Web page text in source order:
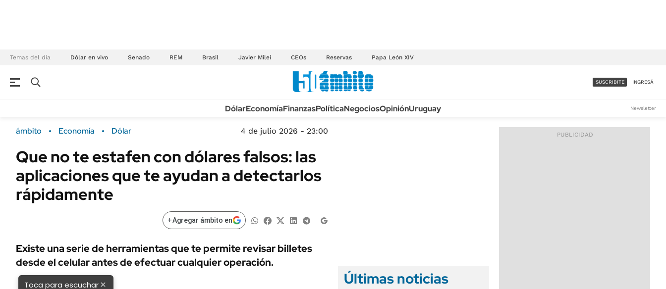
Temas del día Dólar en vivo Senado REM Brasil Javier Milei CEOs Reservas Papa León XIV
Campo
FINANZAS
Dólar
Sustentabilidad
ENERGY REPORT
URUGUAY
TECNOLOGÍA
MÉXICO
MUNDO
INFORMACIÓN GENERAL
AUTOS
ACCESO FULL - $1.800/MES
SUSCRIBITE INGRESÁ
DólarEconomíaFinanzasPolíticaNegociosOpiniónUruguay Newsletter
ámbito Economía Dólar 4 de julio 2026 - 23:00
Que no te estafen con dólares falsos: las
aplicaciones que te ayudan a detectarlos
rápidamente
+Agregar ámbito en
Existe una serie de herramientas que te permite revisar billetes
desde el celular antes de efectuar cualquier operación.
Toca para escuchar× Últimas noticias